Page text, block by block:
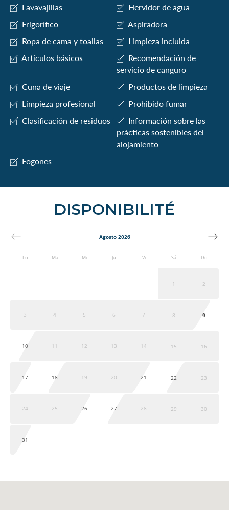
Lavavajillas
Hervidor de agua
Frigorífico
Aspiradora
Ropa de cama y toallas
Limpieza incluida
Artículos básicos
Recomendación de
servicio de canguro
Cuna de viaje
Productos de limpieza
Limpieza profesional
Prohibido fumar
Clasificación de residuos
Información sobre las
prácticas sostenibles del
alojamiento
Fogones
DISPONIBILITÉ
Agosto 2026
Lu Ma Mi Ju Vi Sá Do
1 2
3 4 5 6 7 8 9
10 11 12 13 14 15 16
17 18 19 20 21 22 23
24 25 26 27 28 29 30
31